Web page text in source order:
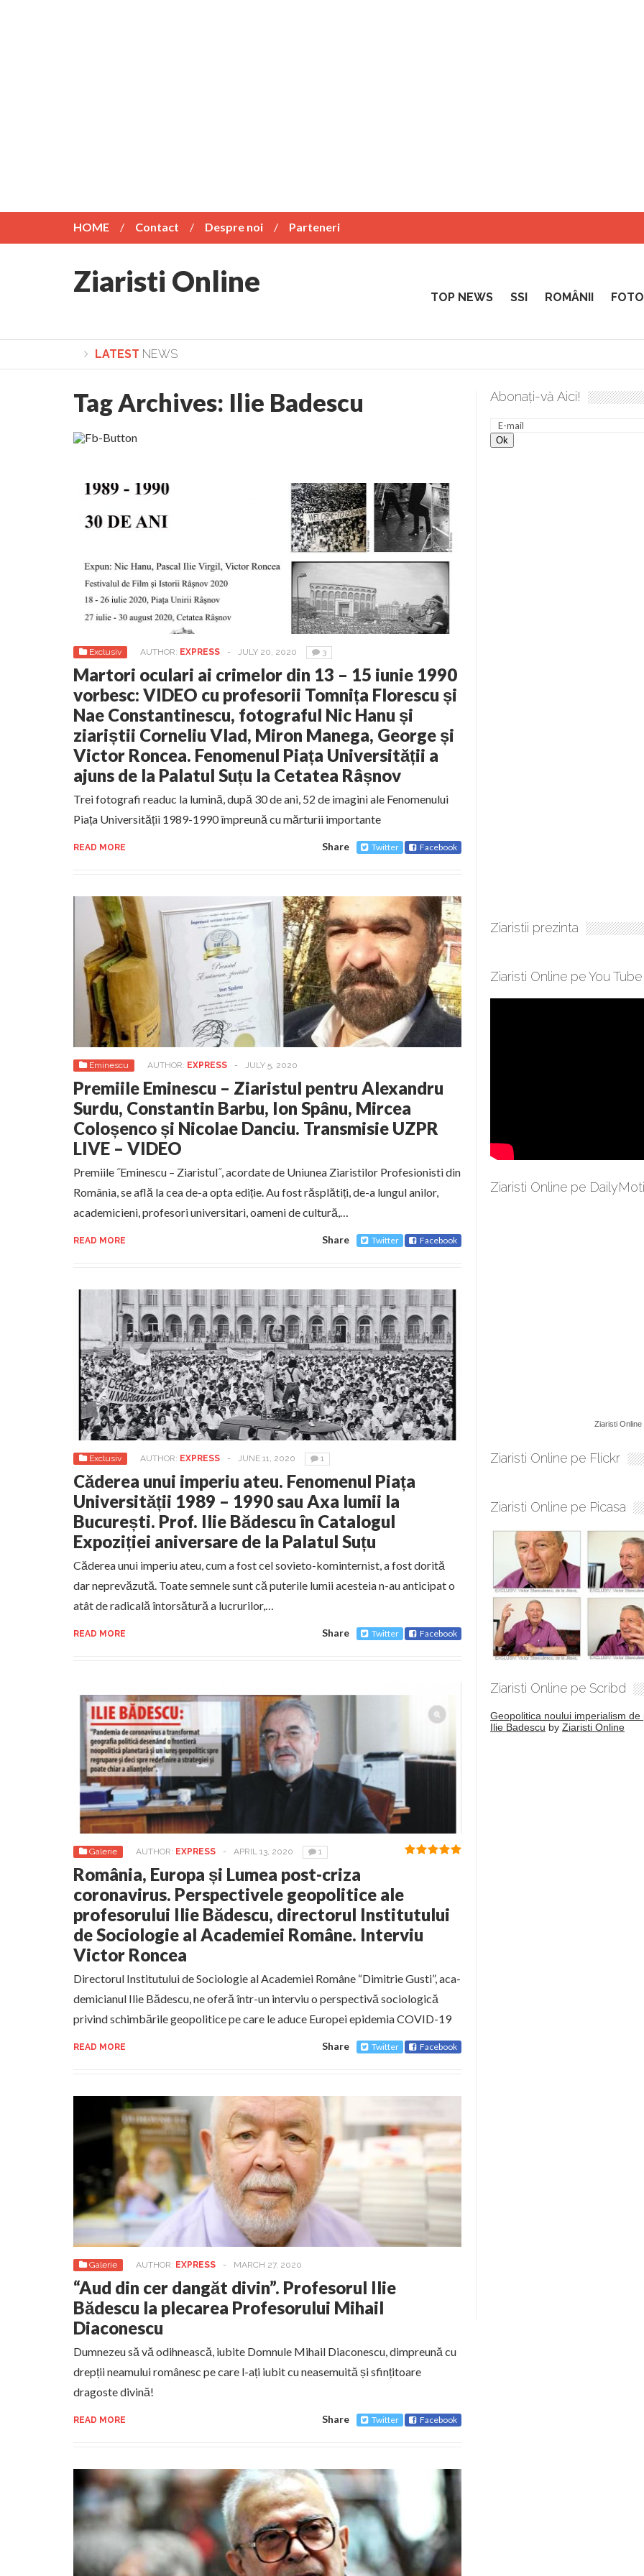
HOME Contact Despre noi Parteneri
Ziaristi Online TOP NEWS SSI ROMÂNII
LATEST NEWS
Lepădarea de sine și urmarea lui Hristos. Calea spre desăvârșire. Gând de duminică de Elena Solunca Moise
Tag Archives: Ilie Badescu
Exclusiv AUTHOR: EXPRESS - JULY 20, 2020 3
Martori oculari ai crimelor din 13 – 15 iunie 1990
vorbesc: VIDEO cu profesorii Tomnița Florescu și
Nae Constantinescu, fotograful Nic Hanu și
ziariștii Corneliu Vlad, Miron Manega, George și
Victor Roncea. Fenomenul Piața Universității a
ajuns de la Palatul Suțu la Cetatea Râșnov
Trei fotografi readuc la lumină, după 30 de ani, 52 de imagini ale Fenomenului
Piața Universității 1989-1990 împreună cu mărturii importante
READ MORE Share Twitter Facebook
Eminescu AUTHOR: EXPRESS - JULY 5, 2020
Premiile Eminescu – Ziaristul pentru Alexandru
Surdu, Constantin Barbu, Ion Spânu, Mircea
Coloșenco și Nicolae Danciu. Transmisie UZPR
LIVE – VIDEO
Premiile ˝Eminescu – Ziaristul˝, acordate de Uniunea Ziaristilor Profesionisti din
România, se află la cea de-a opta ediție. Au fost răsplătiți, de-a lungul anilor,
academicieni, profesori universitari, oameni de cultură,…
READ MORE Share Twitter Facebook
Exclusiv AUTHOR: EXPRESS - JUNE 11, 2020 1
Căderea unui imperiu ateu. Fenomenul Piața
Universității 1989 – 1990 sau Axa lumii la
București. Prof. Ilie Bădescu în Catalogul
Expoziției aniversare de la Palatul Suțu
Căderea unui imperiu ateu, cum a fost cel sovieto-kominternist, a fost dorită
dar neprevăzută. Toate semnele sunt că puterile lumii acesteia n-au anticipat o
atât de radicală întorsătură a lucrurilor,…
READ MORE Share Twitter Facebook
Galerie AUTHOR: EXPRESS - APRIL 13, 2020 1
România, Europa și Lumea post-criza
coronavirus. Perspectivele geopolitice ale
profesorului Ilie Bădescu, directorul Institutului
de Sociologie al Academiei Române. Interviu
Victor Roncea
Directorul Institutului de Sociologie al Academiei Româ­ne “Dimitrie Gusti”, aca­
demicianul Ilie Bădescu, ne oferă într-un interviu o perspectivă sociologică
privind schimbările geopolitice pe care le aduce Europei epidemia COVID-19
READ MORE Share Twitter Facebook
Galerie AUTHOR: EXPRESS - MARCH 27, 2020
“Aud din cer dangăt divin”. Profesorul Ilie
Bădescu la plecarea Profesorului Mihail
Diaconescu
Dumnezeu să vă odihnească, iubite Domnule Mihail Diaconescu, dimpreună cu
drepții neamului românesc pe care l-ați iubit cu neasemuită și sfințitoare
dragoste divină!
READ MORE Share Twitter Facebook
Abonați-vă Aici!
Ziaristii prezinta
Ziaristi Online pe You Tube
Ziaristi Online pe
Ziaristi Online
Ziaristi Online pe Flickr
Ziaristi Online pe Picasa
Ziaristi Online pe Scribd
Geopolitica noului imperialism de
Ilie Badescu by Ziaristi Online